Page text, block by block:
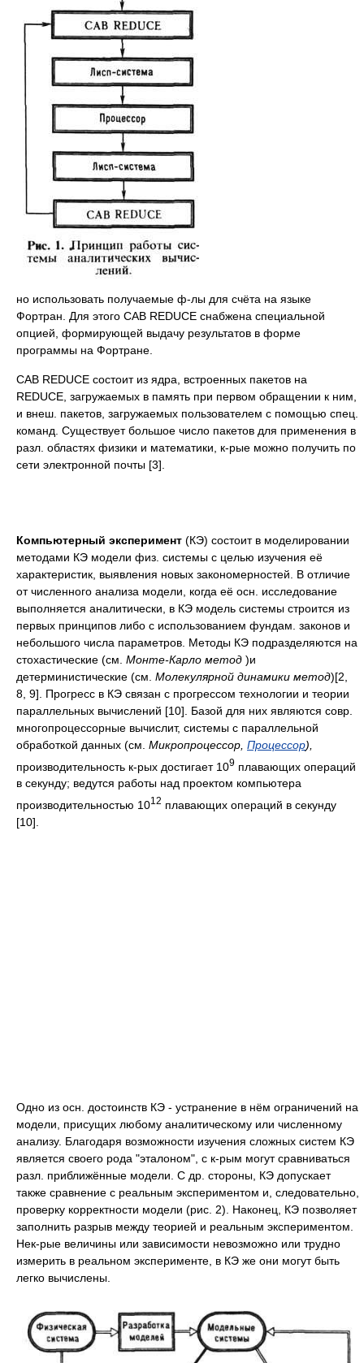
но использовать получаемые ф-лы для счёта на языке
Фортран. Для этого CAB REDUCE снабжена специальной
опцией, формирующей выдачу результатов в форме
программы на Фортране.
CAB REDUCE состоит из ядра, встроенных пакетов на
REDUCE, загружаемых в память при первом обращении к ним,
и внеш. пакетов, загружаемых пользователем с помощью спец.
команд. Существует большое число пакетов для применения в
разл. областях физики и математики, к-рые можно получить по
сети электронной почты [3].
Компьютерный эксперимент (КЭ) состоит в моделировании
методами КЭ модели физ. системы с целью изучения её
характеристик, выявления новых закономерностей. В отличие
от численного анализа модели, когда её осн. исследование
выполняется аналитически, в КЭ модель системы строится из
первых принципов либо с использованием фундам. законов и
небольшого числа параметров. Методы КЭ подразделяются на
стохастические (см. Монте-Карло метод )и
детерминистические (см. Молекулярной динамики метод)[2,
8, 9]. Прогресс в КЭ связан с прогрессом технологии и теории
параллельных вычислений [10]. Базой для них являются совр.
многопроцессорные вычислит, системы с параллельной
обработкой данных (см. Микропроцессор, Процессор),
производительность к-рых достигает 109 плавающих операций
в секунду; ведутся работы над проектом компьютера
производительностью 1012 плавающих операций в секунду
[10].
Одно из осн. достоинств КЭ - устранение в нём ограничений на
модели, присущих любому аналитическому или численному
анализу. Благодаря возможности изучения сложных систем КЭ
является своего рода "эталоном", с к-рым могут сравниваться
разл. приближённые модели. С др. стороны, КЭ допускает
также сравнение с реальным экспериментом и, следовательно,
проверку корректности модели (рис. 2). Наконец, КЭ позволяет
заполнить разрыв между теорией и реальным экспериментом.
Нек-рые величины или зависимости невозможно или трудно
измерить в реальном эксперименте, в КЭ же они могут быть
легко вычислены.